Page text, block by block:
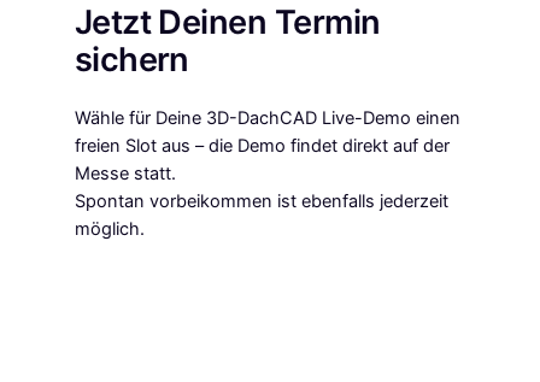
Jetzt Deinen Termin
sichern
Wähle für Deine 3D-DachCAD Live-Demo einen
freien Slot aus – die Demo findet direkt auf der
Messe statt.
Spontan vorbeikommen ist ebenfalls jederzeit
möglich.